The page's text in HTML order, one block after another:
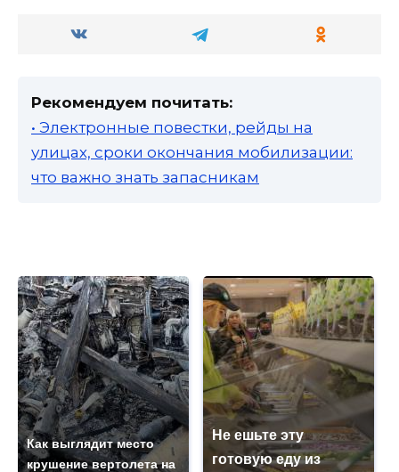
Рекомендуем почитать:
• Электронные повестки, рейды на
улицах, сроки окончания мобилизации:
что важно знать запасникам
Как выглядит место
крушение вертолета на
Не ешьте эту
готовую еду из